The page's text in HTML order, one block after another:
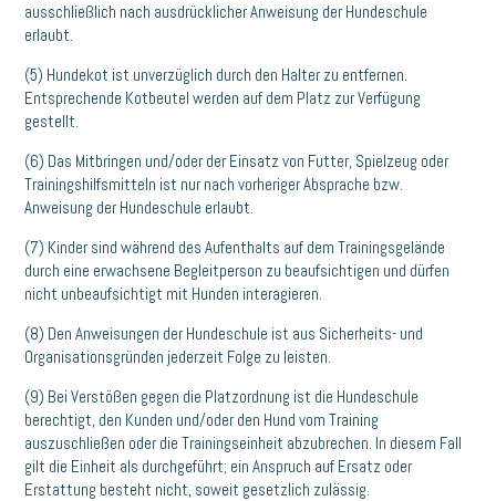
ausschließlich nach ausdrücklicher Anweisung der Hundeschule
erlaubt.
(5) Hundekot ist unverzüglich durch den Halter zu entfernen.
Entsprechende Kotbeutel werden auf dem Platz zur Verfügung
gestellt.
(6) Das Mitbringen und/oder der Einsatz von Futter, Spielzeug oder
Trainingshilfsmitteln ist nur nach vorheriger Absprache bzw.
Anweisung der Hundeschule erlaubt.
(7) Kinder sind während des Aufenthalts auf dem Trainingsgelände
durch eine erwachsene Begleitperson zu beaufsichtigen und dürfen
nicht unbeaufsichtigt mit Hunden interagieren.
(8) Den Anweisungen der Hundeschule ist aus Sicherheits- und
Organisationsgründen jederzeit Folge zu leisten.
(9) Bei Verstößen gegen die Platzordnung ist die Hundeschule
berechtigt, den Kunden und/oder den Hund vom Training
auszuschließen oder die Trainingseinheit abzubrechen. In diesem Fall
gilt die Einheit als durchgeführt; ein Anspruch auf Ersatz oder
Erstattung besteht nicht, soweit gesetzlich zulässig.